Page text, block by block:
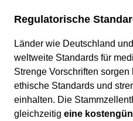
Regulatorische
Länder wie Deutschland
weltweite Standards für
Strenge Vorschriften
ethische Standards und
einhalten. Die
gleichzeitig eine